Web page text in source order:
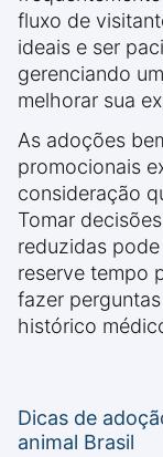
fluxo de
ideais e ser
gerenciando
melhorar sua
As adoções
promocionais
consideração
Tomar
reduzidas
reserve tempo
fazer
histórico
Dicas de
animal Brasil